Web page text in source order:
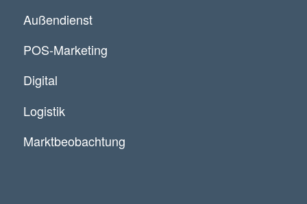
Außendienst
POS-Marketing
Digital
Logistik
Marktbeobachtung